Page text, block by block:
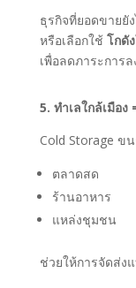
ธุรกิจที่ยอดขายยั
หรือเลือกใช้ โกดั
เพื่อลดภาระการ
5. ทำเลใกล้เมือง
Cold Storage ข
ตลาดสด
ร้านอาหาร
แหล่งชุมชน
ช่วยให้การจัดส่ง